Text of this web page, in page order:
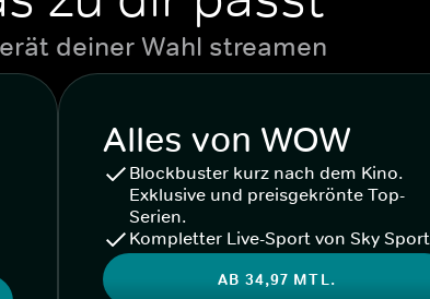
deiner Wahl streamen
Alles von WOW
Blockbuster kurz nach dem Kino.
Exklusive und preisgekrönte Top-
Serien.
Kompletter Live-Sport von Sky Sport
AB 34,97 MTL.